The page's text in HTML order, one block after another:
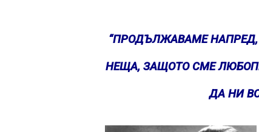
“ПРОДЪЛЖАВАМЕ
НЕЩА, ЗАЩОТО СМЕ
ДА НИ